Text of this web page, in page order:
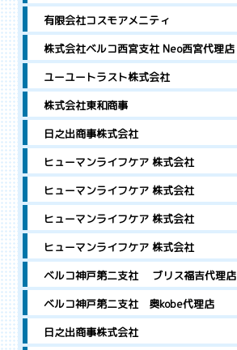
有限会社コスモアメニティ
株式会社ベルコ西宮支社 Neo西宮代理店
ユーユートラスト株式会社
株式会社東和商事
日之出商事株式会社
ヒューマンライフケア 株式会社
ヒューマンライフケア 株式会社
ヒューマンライフケア 株式会社
ヒューマンライフケア 株式会社
ベルコ神戸第二支社 ブリス福吉代理店
ベルコ神戸第二支社 奥kobe代理店
日之出商事株式会社